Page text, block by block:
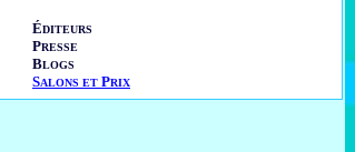
ÉDITEURS
PRESSE
BLOGS
SALONS ET PRIX